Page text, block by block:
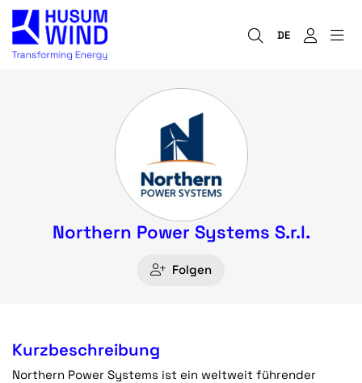
DE
Northern Power Systems S.r.l.
Folgen
Kurzbeschreibung
Northern Power Systems ist ein weltweit führender